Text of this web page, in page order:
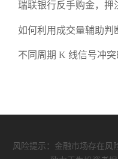
瑞联银行反手购金，押
如何利用成交量辅助判
不同周期 K 线信号冲突
风险提示：金融市场存在风